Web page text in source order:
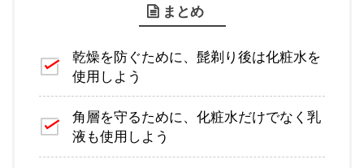
まとめ
乾燥を防ぐために、髭剃り後は化粧水を
使用しよう
角層を守るために、化粧水だけでなく乳
液も使用しよう